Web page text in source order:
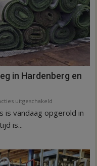
in Hardenberg en
uitgeschakeld
Binnen
kunstgras
is vandaag opgerold in
is...